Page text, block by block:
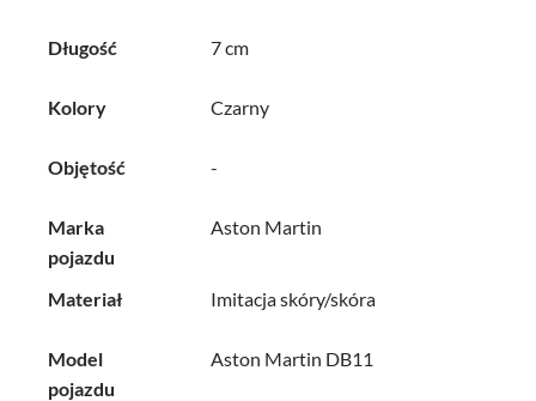
Długość 7 cm
Kolory Czarny
Objętość -
Marka
pojazdu
Aston Martin
Materiał Imitacja skóry/skóra
Model
pojazdu
Aston Martin DB11